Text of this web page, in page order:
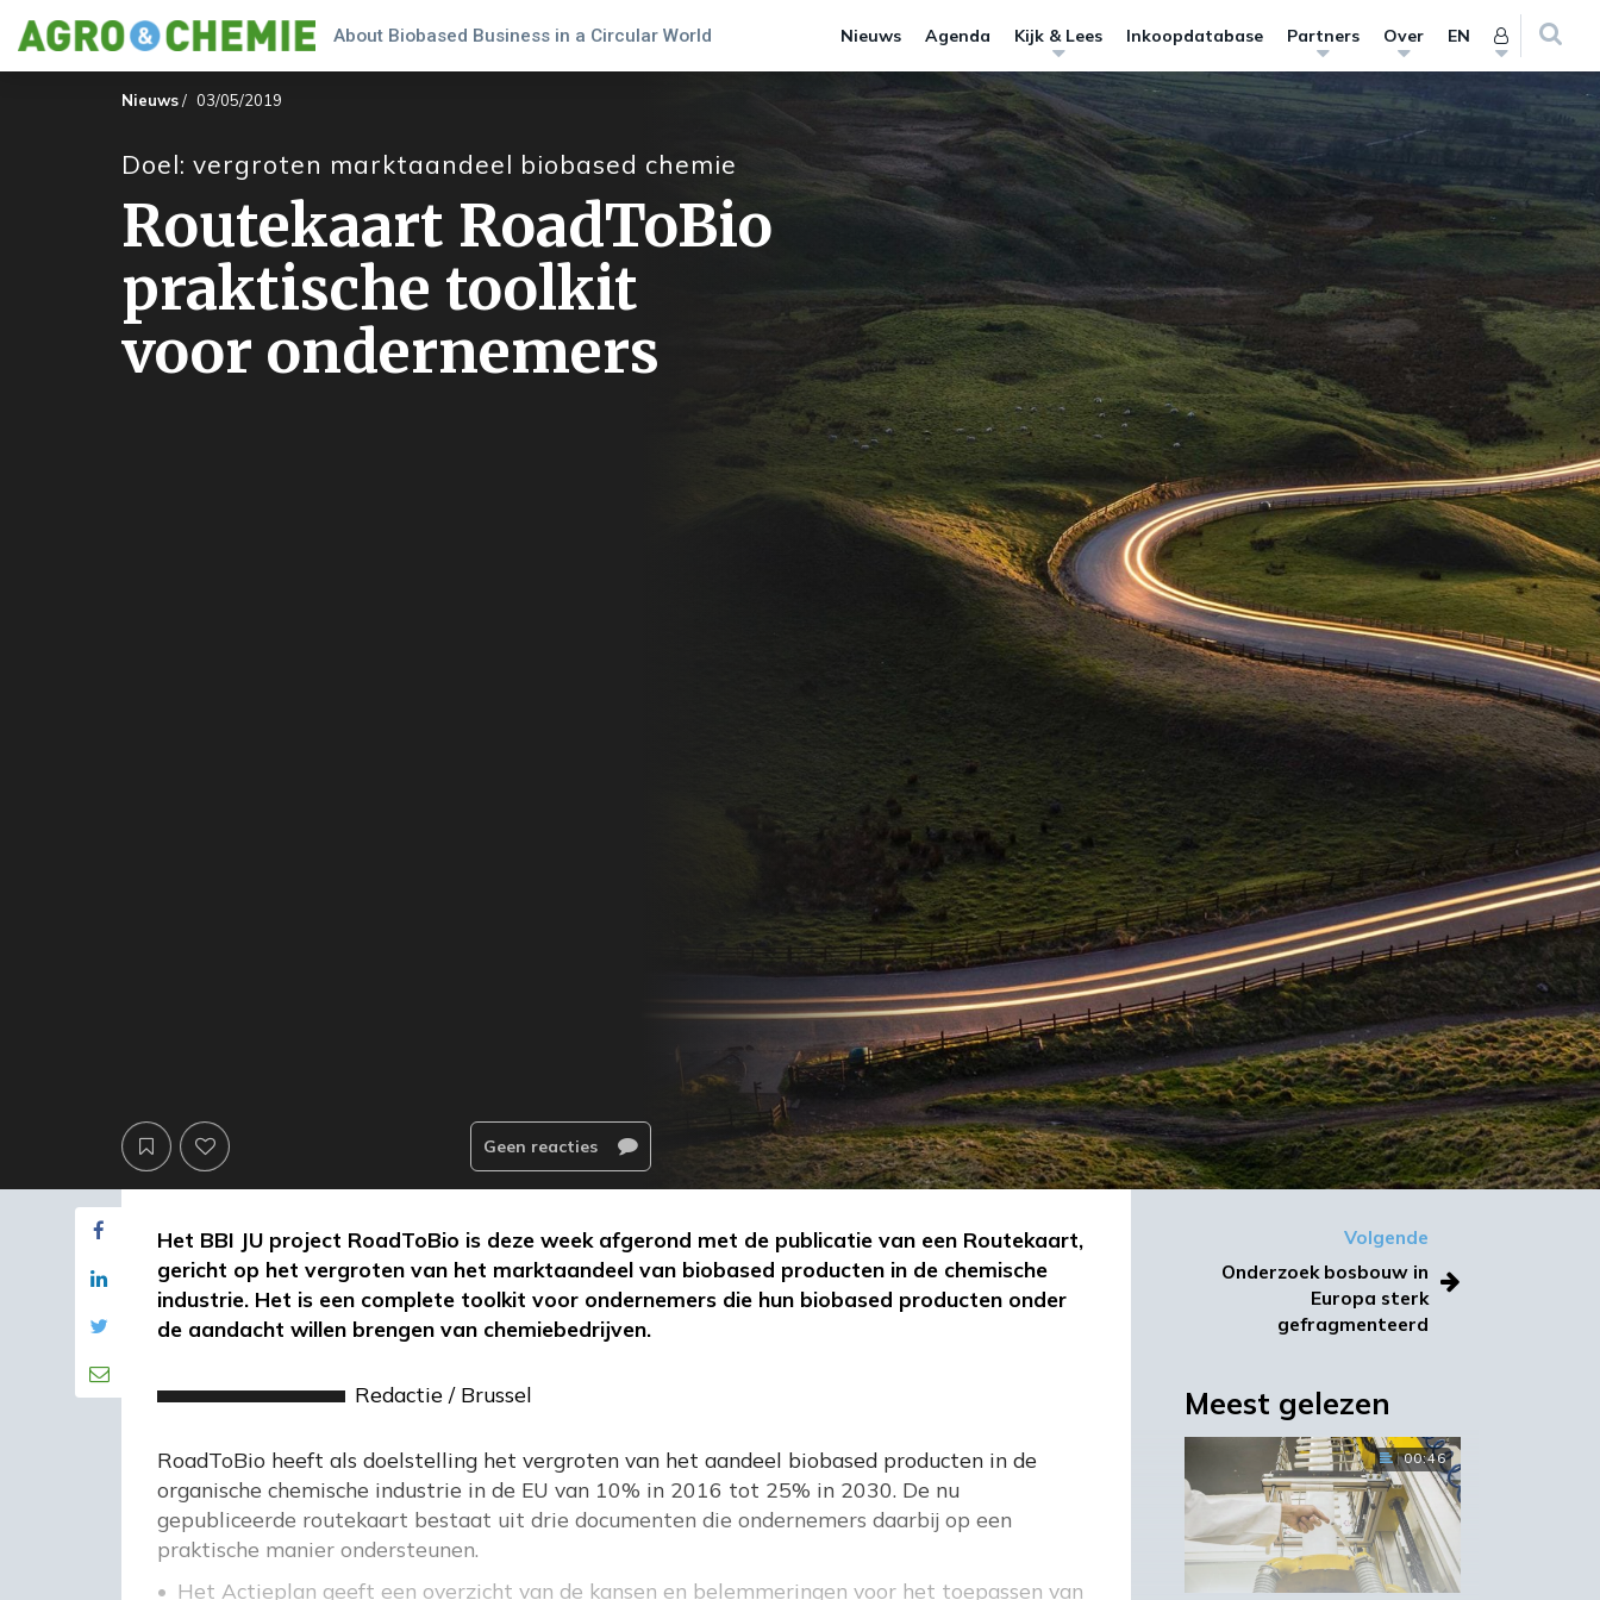
About Biobased Business in a Circular World Nieuws Agenda Kijk & Lees Inkoopdatabase Partners Over EN
Nieuws/ 03/05/2019
Doel: vergroten marktaandeel biobased chemie
Routekaart RoadToBio
praktische toolkit
voor ondernemers
Geen reacties
Het BBI JU project RoadToBio is deze week afgerond met de publicatie van een Routekaart,
gericht op het vergroten van het marktaandeel van biobased producten in de chemische
industrie. Het is een complete toolkit voor ondernemers die hun biobased producten onder
de aandacht willen brengen van chemiebedrijven.
Redactie / Brussel
RoadToBio heeft als doelstelling het vergroten van het aandeel biobased producten in de
organische chemische industrie in de EU van 10% in 2016 tot 25% in 2030. De nu
gepubliceerde routekaart bestaat uit drie documenten die ondernemers daarbij op een
praktische manier ondersteunen.
Het Actieplan geeft een overzicht van de kansen en belemmeringen voor het toepassen van
Volgende
Onderzoek bosbouw in
Europa sterk
gefragmenteerd
Meest gelezen
00:46